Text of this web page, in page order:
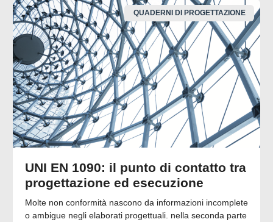
QUADERNI DI PROGETTAZIONE
UNI EN 1090: il punto di contatto tra
progettazione ed esecuzione
Molte non conformità nascono da informazioni incomplete
o ambigue negli elaborati progettuali. nella seconda parte